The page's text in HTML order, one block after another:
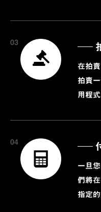
03
在拍
拍賣
用程式
04
一旦
們將
指定的